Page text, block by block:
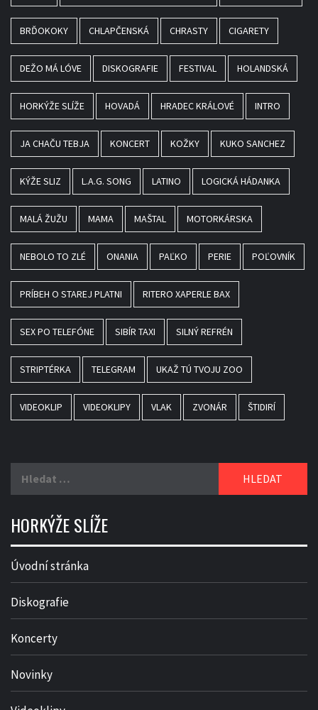
BRĎOKOKY CHLAPČENSKÁ CHRASTY CIGARETY
DEŽO MÁ LÓVE DISKOGRAFIE FESTIVAL HOLANDSKÁ
HORKÝŽE SLÍŽE HOVADÁ HRADEC KRÁLOVÉ INTRO
JA CHAČU TEBJA KONCERT KOŽKY KUKO SANCHEZ
KÝŽE SLIZ L.A.G. SONG LATINO LOGICKÁ HÁDANKA
MALÁ ŽUŽU MAMA MAŠTAL MOTORKÁRSKA
NEBOLO TO ZLÉ ONANIA PAĽKO PERIE POĽOVNÍK
PRÍBEH O STAREJ PLATNI RITERO XAPERLE BAX
SEX PO TELEFÓNE SIBÍR TAXI SILNÝ REFRÉN
STRIPTÉRKA TELEGRAM UKAŽ TÚ TVOJU ZOO
VIDEOKLIP VIDEOKLIPY VLAK ZVONÁR ŠTIDIRÍ
HORKÝŽE SLÍŽE
Úvodní stránka
Diskografie
Koncerty
Novinky